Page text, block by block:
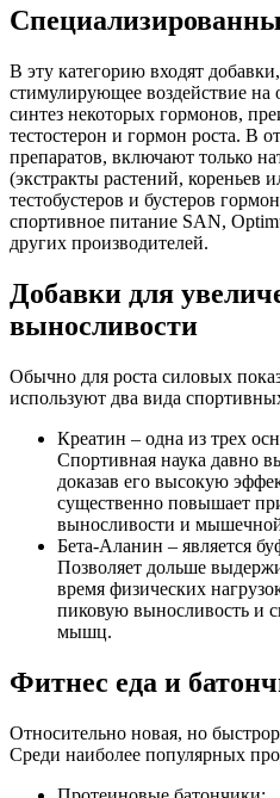
В эту категорию входят
стимулирующее воздействие
синтез некоторых гормонов,
тестостерон и гормон роста. В
препаратов, включают только
(экстракты растений, кореньев
тестобустеров и бустеров
спортивное питание SAN,
других производителей.
Добавки для
выносливости
Обычно для роста силовых
используют два вида
Креатин – одна из трех
Спортивная наука давно
доказав его высокую
существенно повышает
выносливости и
Бета-Аланин – является
Позволяет дольше
время физических
пиковую выносливость и
мышц.
Фитнес еда и
Относительно новая, но
Среди наиболее популярных